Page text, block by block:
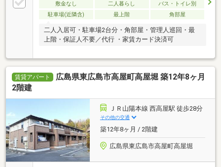
敷金なし 二人暮らし
バス・トイレ別
駐車場(近隣含)
最上階 角部屋
二人入居可・駐車場2台分・角部屋・管理人巡回・最
上階・保証人不要／代行 ・家賃カード決済可
賃貸アパート
広島県東広島市高屋町高屋堀 築12年8ヶ月
2階建
ＪＲ山陽本線 西高屋駅 徒歩28分
その他の交通
築12年8ヶ月 / 2階建
広島県東広島市高屋町高屋堀